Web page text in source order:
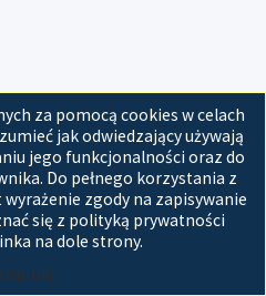
za pomocą cookies w celach
jak odwiedzający używają
jego funkcjonalności oraz do
Do pełnego korzystania z
zgody na zapisywanie
się z polityką prywatności
na dole strony.